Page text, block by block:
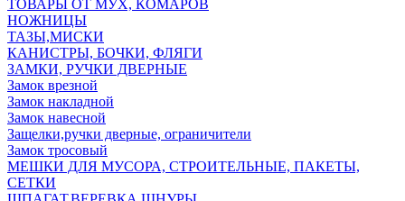
ТОВАРЫ ОТ МУХ, КОМАРОВ
НОЖНИЦЫ
ТАЗЫ,МИСКИ
КАНИСТРЫ, БОЧКИ, ФЛЯГИ
ЗАМКИ, РУЧКИ ДВЕРНЫЕ
Замок врезной
Замок накладной
Замок навесной
Защелки,ручки дверные, ограничители
Замок тросовый
МЕШКИ ДЛЯ МУСОРА, СТРОИТЕЛЬНЫЕ, ПАКЕТЫ,
СЕТКИ